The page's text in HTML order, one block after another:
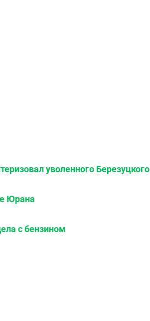
уволенного Березуцкого
Юрана
с бензином